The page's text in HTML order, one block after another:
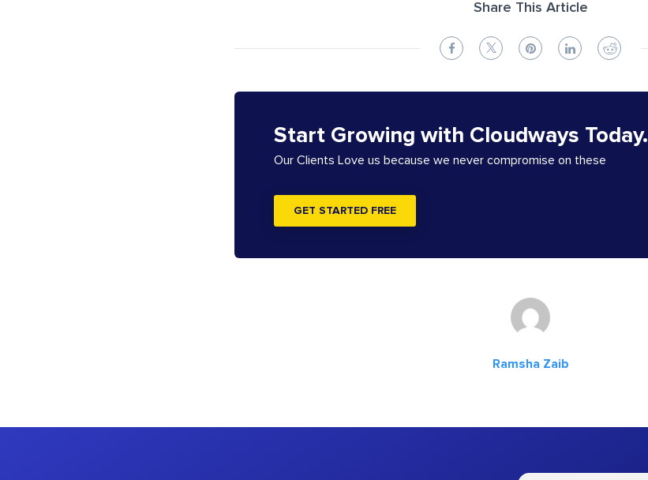
Share This Article
Start Growing with Cloudways Today.
Our Clients Love us because we never compromise on these
GET STARTED FREE
Ramsha Zaib